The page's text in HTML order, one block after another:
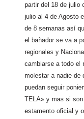
partir del 18 de julio
julio al 4 de Agosto
de 8 semanas así
el bañador se va a
regionales y
cambiarse a todo el
molestar a nadie de
puedan seguir
TELA» y mas si
estamento oficial y